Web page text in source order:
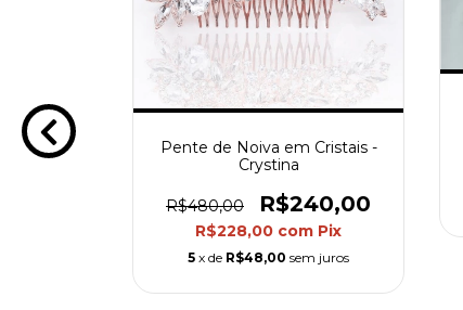
Pix
Pente de Noiva em Cristais -
Crystina
R$480,00 R$240,00
R$228,00 com Pix
5 x de R$48,00 sem juros